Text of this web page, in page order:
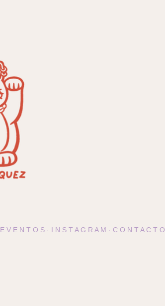
E V E N T O S I N S T A G R A M C O N T A C T O